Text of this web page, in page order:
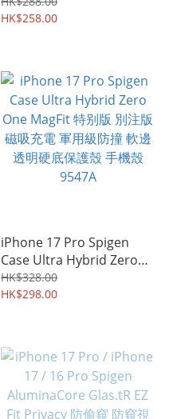
保護殼 手機硬殼 保護套
HK$258.00
iPhone 17 Pro Spigen
Case Ultra Hybrid Zero
One MagFit 特别版 別注版
磁吸充電 軍用級防撞 軟邊
HK$328.00
HK$298.00